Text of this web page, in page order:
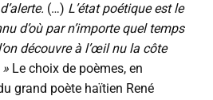
(…) L’état poétique est le
d’où par n’importe quel temps
découvre à l’œil nu la côte
Le choix de poèmes, en
grand poète haïtien René